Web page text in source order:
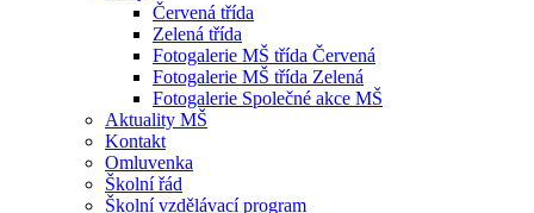
Červená třída
Zelená třída
Fotogalerie MŠ třída Červená
Fotogalerie MŠ třída Zelená
Fotogalerie Společné akce MŠ
Aktuality MŠ
Kontakt
Omluvenka
Školní řád
Školní vzdělávací program